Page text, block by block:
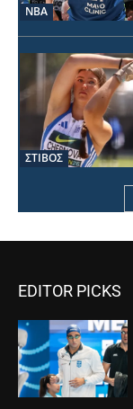
NBA
ΣΤΙΒΟΣ
EDITOR PICKS